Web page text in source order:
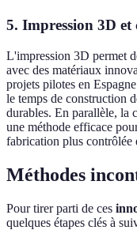
5. Impression 3D
L'impression 3D permet
avec des matériaux
projets pilotes en
le temps de construction
durables. En parallèle, la
une méthode efficace
fabrication plus contrôlée
Méthodes
Pour tirer parti de ces
quelques étapes clés à